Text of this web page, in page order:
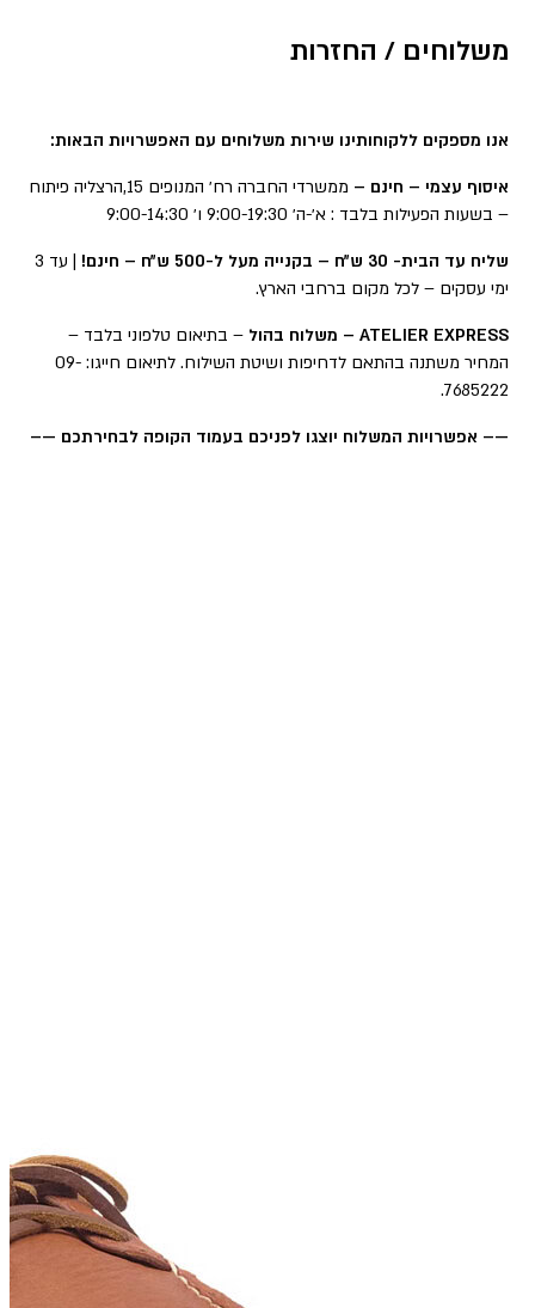
משלוחים / החזרות
אנו מספקים ללקוחותינו שירות משלוחים עם האפשרויות הבאות:
איסוף עצמי – חינם –
ממשרדי החברה רח׳ המנופים 15,הרצליה פיתוח
– בשעות הפעילות בלבד : א׳-ה׳ 9:00-19:30 ו׳ 9:00-14:30
שליח עד הבית- 30 ש״ח – בקנייה מעל ל-500 ש״ח – חינם!
| עד 3
ימי עסקים – לכל מקום ברחבי הארץ.
ATELIER EXPRESS – משלוח בהול
– בתיאום טלפוני בלבד –
המחיר משתנה בהתאם לדחיפות ושיטת השילוח. לתיאום חייגו: 09-
7685222.
—– אפשרויות המשלוח יוצגו לפניכם בעמוד הקופה לבחירתכם —–